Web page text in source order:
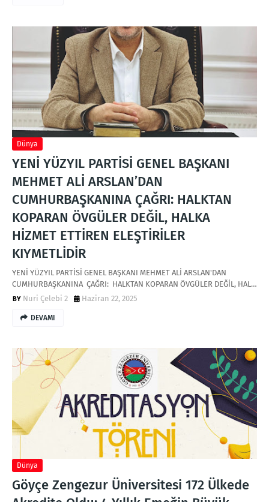
Dünya
YENİ YÜZYIL PARTİSİ GENEL BAŞKANI
MEHMET ALİ ARSLAN’DAN
CUMHURBAŞKANINA ÇAĞRI: HALKTAN
KOPARAN ÖVGÜLER DEĞİL, HALKA
HİZMET ETTİREN ELEŞTİRİLER
KIYMETLİDİR
YENİ YÜZYIL PARTİSİ GENEL BAŞKANI MEHMET ALİ ARSLAN'DAN
CUMHURBAŞKANINA ÇAĞRI: HALKTAN KOPARAN ÖVGÜLER DEĞİL, HAL…
Nuri Çelebi 2
Haziran 22, 2025
DEVAMI
Dünya
Göyçe Zengezur Üniversitesi 172 Ülkede